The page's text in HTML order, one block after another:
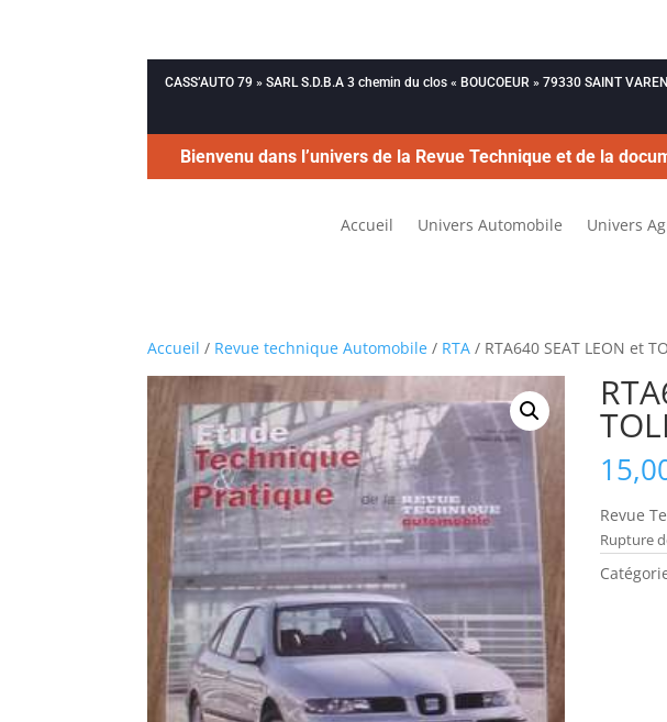
CASS’AUTO 79 » SARL S.D.B.A 3 chemin du clos « BOUCOEUR » 79330 SAINT
Bienvenu dans l’univers de la Revue Technique et de la
Accueil Univers Automobile Univers
Accueil / Revue technique Automobile / RTA / RTA640 SEAT LEON et
Revue
Rupture